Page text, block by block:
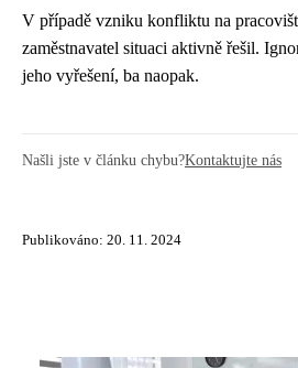
V případě vzniku konfliktu na
zaměstnavatel situaci aktivně řešil.
jeho vyřešení, ba naopak.
Našli jste v článku chybu?Kontaktujte nás
Publikováno: 20. 11. 2024